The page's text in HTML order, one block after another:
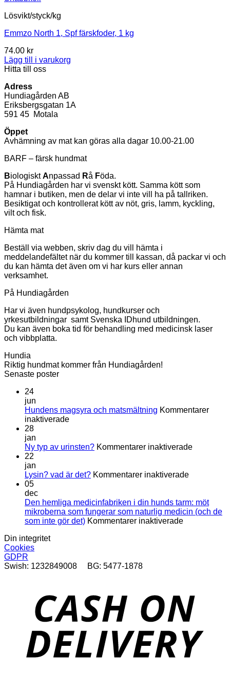
Lösvikt/styck/kg
Emmzo North 1, Spf färskfoder, 1 kg
74.00 kr
Lägg till i varukorg
Hitta till oss
Adress
Hundiagården AB
Eriksbergsgatan 1A
591 45 Motala
Öppet
Avhämning av mat kan göras alla dagar 10.00-21.00
BARF – färsk hundmat
BiologisktAnpassad Rå Föda.
På Hundiagården har vi svenskt kött. Samma kött som
hamnar i butiken, men de delar vi inte vill ha på tallriken.
Besiktigat och kontrollerat kött av nöt, gris, lamm, kyckling,
vilt och fisk.
Hämta mat
Beställ via webben, skriv dag du vill hämta i
meddelandefältet när du kommer till kassan, då packar vi och
du kan hämta det även om vi har kurs eller annan
verksamhet.
På Hundiagården
Har vi även hundpsykolog, hundkurser och
yrkesutbildningar samt Svenska IDhund utbildningen.
Du kan även boka tid för behandling med medicinsk laser
och vibbplatta.
Hundia
Riktig hundmat kommer från Hundiagården!
Senaste poster
24
jun
Hundens magsyra och matsmältning Kommentarer
inaktiveradeför
och
28
jan
Ny typ av urinsten? Kommentarer inaktiveradeför
22
jan
Lysin? vad är det? Kommentarer inaktiveradeför
är
det?
05
dec
Den hemliga medicinfabriken i din hunds tarm: möt
mikroberna som fungerar som naturlig medicin (och de
som inte gör det) Kommentarer inaktiveradeför
möt
mikroberna
som
fungerar
som
naturlig
medicin
(och
Din integritet
Cookies
GDPR
Swish: 1232849008 BG: 5477-1878